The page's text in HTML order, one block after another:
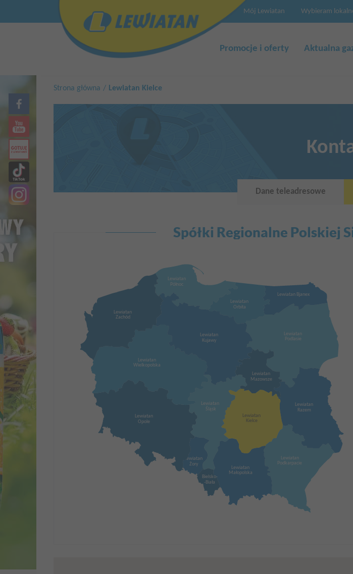
menu
Mój Lewiatan Wybieram
Główna
Promocje i oferty Aktualna
Strona główna Lewiatan Kielce
Dane teleadresowe
Spółki Regionalne Polskiej
Lewiatan
Podlasie
Lewiatan Bjanex
Lewiatan
Orbita
Lewiatan
Północ
Lewiatan
Razem
Lewiatan
Podkarpacie
Lewiatan
Małopolska
Lewiatan
Kielce
Lewiatan
Mazowsze
Lewiatan
Żory
Bielsko-
-Biała
Lewiatan
Opole
Lewiatan
Śląsk
Lewiatan
Wielkopolska
Lewiatan
Kujawy
Lewiatan
Zachód